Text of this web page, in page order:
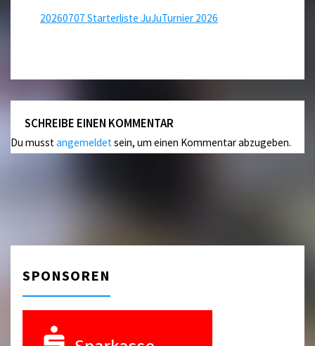
20260707 Starterliste JuJuTurnier 2026
SCHREIBE EINEN KOMMENTAR
Du musstangemeldetsein, um einen Kommentar abzugeben.
SPONSOREN